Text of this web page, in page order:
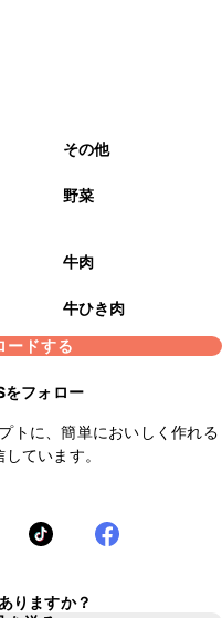
その他
野菜
牛肉
牛ひき肉
ードする
をフォロー
トに、簡単においしく作れる
ています。
りますか？